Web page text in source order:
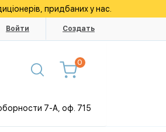
придбаних у нас.
Войти Создать
0
7-А, оф. 715